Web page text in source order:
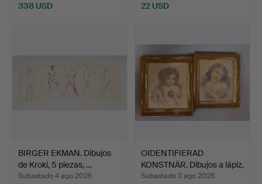
338 USD
22 USD
BIRGER EKMAN. Dibujos
de Kroki, 5 piezas, …
Subastado 4 ago 2026
OIDENTIFIERAD
KONSTNÄR. Dibujos a lápiz,
2…
Subastado 3 ago 2026